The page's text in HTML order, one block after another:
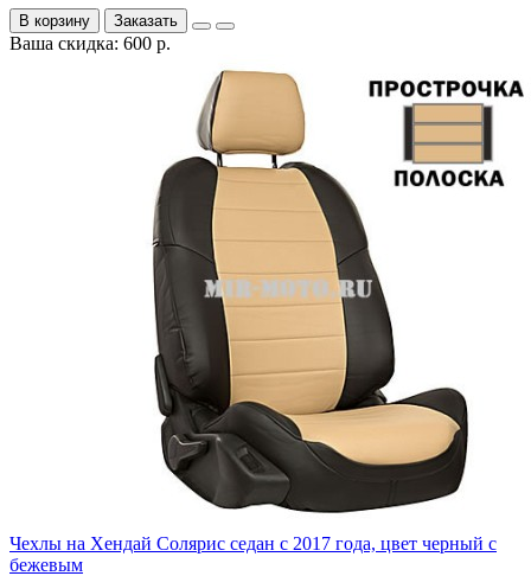
В корзину Заказать
Ваша скидка: 600 р.
Чехлы на Хендай Солярис седан с 2017 года, цвет черный с
бежевым